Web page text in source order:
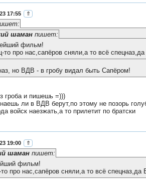
17:55 ⇑
шаманпишет:
фильм!
то про нас,сапёров сняли,а то всё
но ВДВ - в гробу видал быть Сапёром!
гроба и пишешь =)))
ли в ВДВ берут,по этому не позорь
войск наезжать,а то прилетит по братски
19:00 ⇑
шаманпишет:
фильм!
то про нас,сапёров сняли,а то всё